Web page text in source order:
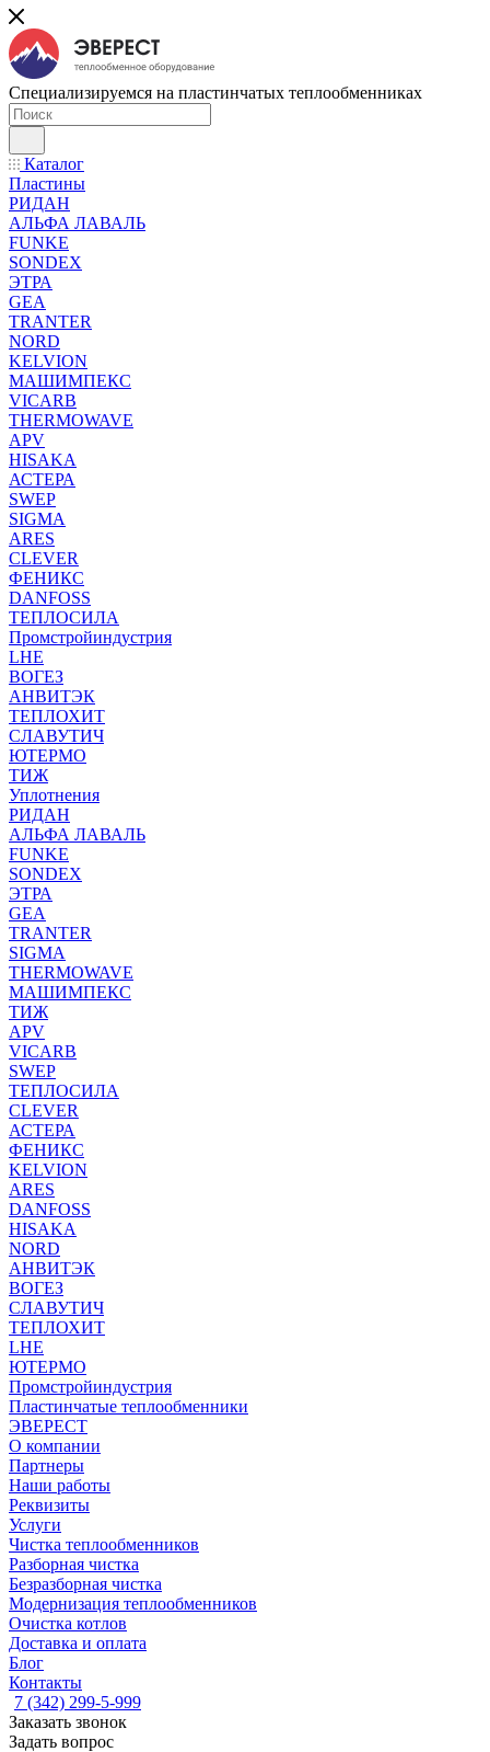
Специализируемся на пластинчатых теплообменниках
Каталог
Пластины
РИДАН
АЛЬФА ЛАВАЛЬ
FUNKE
SONDEX
ЭТРА
GEA
TRANTER
NORD
KELVION
МАШИМПЕКС
VICARB
THERMOWAVE
APV
HISAKA
АСТЕРА
SWEP
SIGMA
ARES
CLEVER
ФЕНИКС
DANFOSS
ТЕПЛОСИЛА
Промстройиндустрия
LHE
ВОГЕЗ
АНВИТЭК
ТЕПЛОХИТ
СЛАВУТИЧ
ЮТЕРМО
ТИЖ
Уплотнения
РИДАН
АЛЬФА ЛАВАЛЬ
FUNKE
SONDEX
ЭТРА
GEA
TRANTER
SIGMA
THERMOWAVE
МАШИМПЕКС
ТИЖ
APV
VICARB
SWEP
ТЕПЛОСИЛА
CLEVER
АСТЕРА
ФЕНИКС
KELVION
ARES
DANFOSS
HISAKA
NORD
АНВИТЭК
ВОГЕЗ
СЛАВУТИЧ
ТЕПЛОХИТ
LHE
ЮТЕРМО
Промстройиндустрия
Пластинчатые теплообменники
ЭВЕРЕСТ
О компании
Партнеры
Наши работы
Реквизиты
Услуги
Чистка теплообменников
Разборная чистка
Безразборная чистка
Модернизация теплообменников
Очистка котлов
Доставка и оплата
Блог
Контакты
7 (342) 299-5-999
Заказать звонок
Задать вопрос